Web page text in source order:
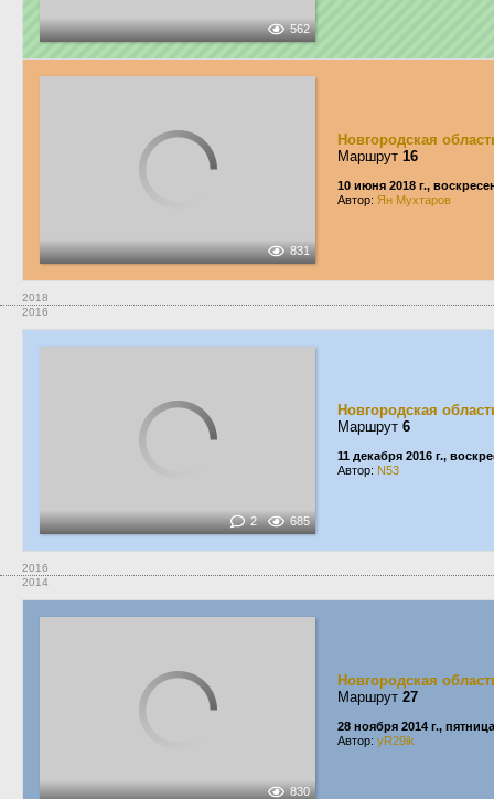
562
831
Новгородская
Маршрут 16
10 июня 2018 г.,
Автор: Ян Мухтаров
2018
2016
2 685
Новгородская
Маршрут 6
11 декабря 2016 г.,
Автор: N53
2016
2014
830
Новгородская
Маршрут 27
28 ноября 2014 г., пятница
Автор: yR29ik